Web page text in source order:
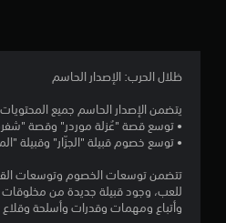
ظلال الحرب: الإصدار الحاسم
يتضمن الإصدار الحاسم جميع المحتويات
• توسع قصة "عُزلة موردر" وقصة
• توسع خصوم قبيلة "الجزّار" وقبيلة
تتضمن توسعات الخصوم وتوسعات
للعب، وجود قبيلة جديدة من
وأتباع ومهمات وقدرات وأسلحة